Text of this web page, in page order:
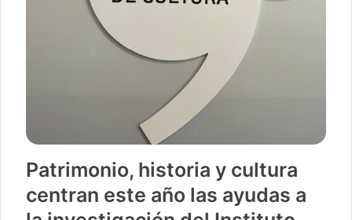
Patrimonio, historia y cultura
centran este año las ayudas a